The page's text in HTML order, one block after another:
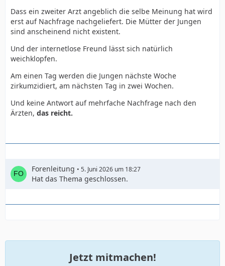
Dass ein zweiter Arzt angeblich die selbe Meinung hat wird
erst auf Nachfrage nachgeliefert. Die Mütter der Jungen
sind anscheinend nicht existent.
Und der internetlose Freund lässt sich natürlich
weichklopfen.
Am einen Tag werden die Jungen nächste Woche
zirkumzidiert, am nächsten Tag in zwei Wochen.
Und keine Antwort auf mehrfache Nachfrage nach den
Ärzten, das reicht.
Forenleitung 5. Juni 2026 um 18:27
Hat das Thema geschlossen.
Jetzt mitmachen!